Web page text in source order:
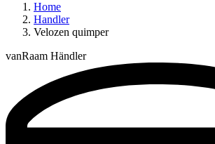
Home
Handler
Velozen quimper
vanRaam Händler